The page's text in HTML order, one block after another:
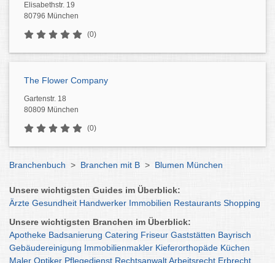
Elisabethstr. 19
80796 München
(0)
The Flower Company
Gartenstr. 18
80809 München
(0)
Branchenbuch > Branchen mit B > Blumen München
Unsere wichtigsten Guides im Überblick:
Ärzte Gesundheit Handwerker Immobilien Restaurants Shopping
Unsere wichtigsten Branchen im Überblick:
Apotheke Badsanierung Catering Friseur Gaststätten Bayrisch
Gebäudereinigung Immobilienmakler Kieferorthopäde Küchen
Maler Optiker Pflegedienst RechtsanwaltArbeitsrecht Erbrecht